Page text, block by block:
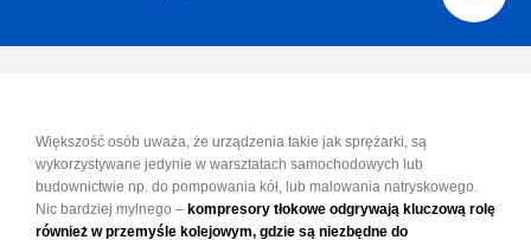
Większość osób uważa, że urządzenia takie jak sprężarki, są
wykorzystywane jedynie w warsztatach samochodowych lub
budownictwie np. do pompowania kół, lub malowania natryskowego.
Nic bardziej mylnego – kompresory tłokowe odgrywają kluczową rolę
również w przemyśle kolejowym, gdzie są niezbędne do